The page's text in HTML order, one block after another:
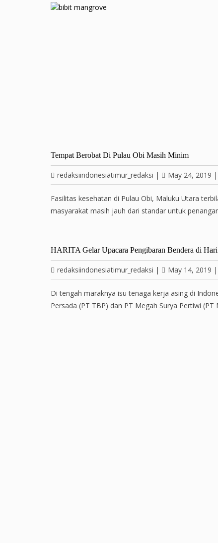
Tempat Berobat Di Pulau Obi Masih Minim
redaksiindonesiatimur_redaksi | May 24, 2019 |
Fasilitas kesehatan di Pulau Obi, Maluku Utara
masyarakat masih jauh dari standar untuk
HARITA Gelar Upacara Pengibaran Bendera di
redaksiindonesiatimur_redaksi | May 14, 2019 |
Di tengah maraknya isu tenaga kerja asing di
Persada (PT TBP) dan PT Megah Surya Pertiwi